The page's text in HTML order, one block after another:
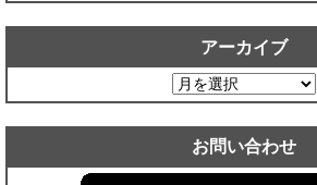
アーカイブ
ア
ー
カ
ブ
お問い合わせ